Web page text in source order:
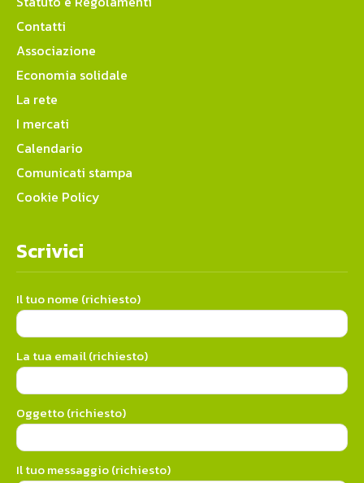
Contatti
Associazione
Economia solidale
La rete
I mercati
Calendario
Comunicati stampa
Cookie Policy
Scrivici
Il tuo nome (richiesto)
La tua email (richiesto)
Oggetto (richiesto)
Il tuo messaggio (richiesto)